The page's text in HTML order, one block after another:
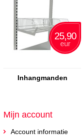
25,90
eur
Inhangmanden
Mijn account
Account informatie